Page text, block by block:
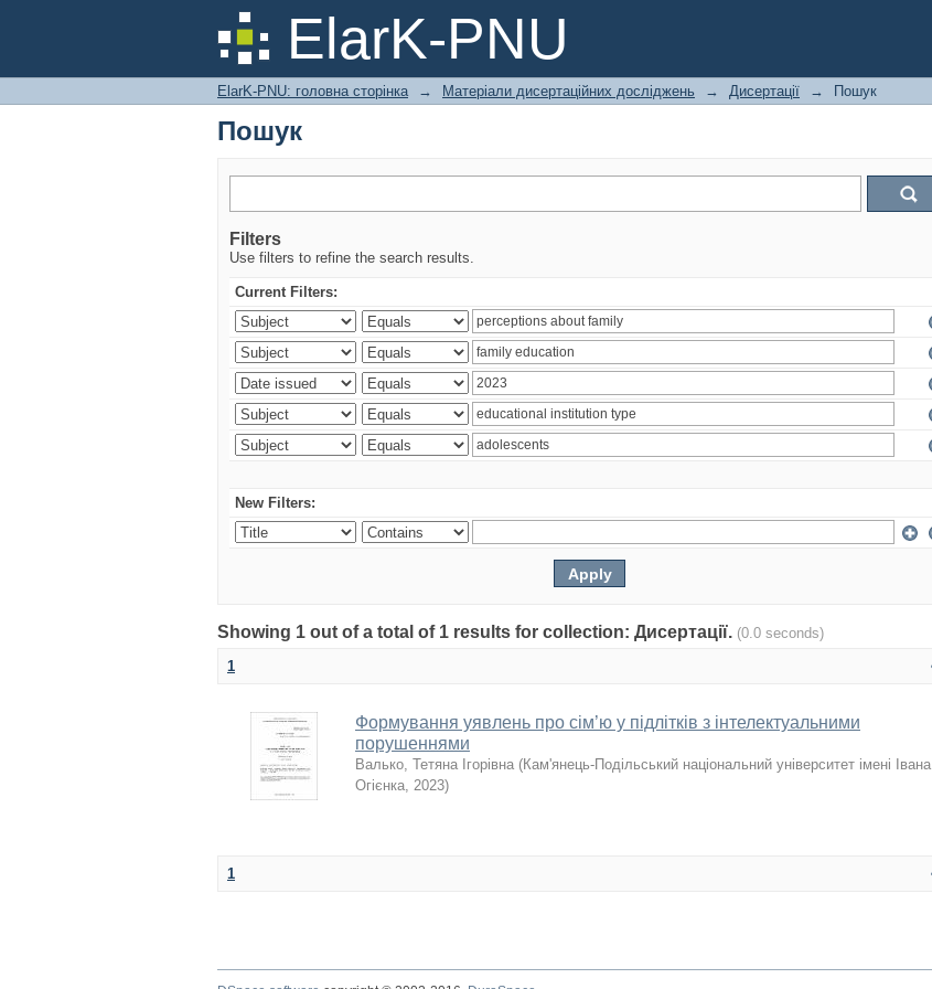
ElarK-PNU
Пошук
ElarK-PNU: головна сторінка → Матеріали дисертаційних досліджень → Дисертації → Пошук
Пошук
Filters
Use filters to refine the search results.
Current Filters:
New Filters:
Showing 1 out of a total of 1 results for collection: Дисертації. (0.0 seconds)
1
Формування уявлень про сім’ю у підлітків з інтелектуальними
порушеннями
Валько, Тетяна Ігорівна (Кам'янець-Подільський національний університет імені Івана
Огієнка, 2023)
1